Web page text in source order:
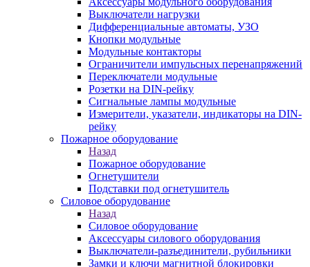
Выключатели нагрузки
Дифференциальные автоматы, УЗО
Кнопки модульные
Модульные контакторы
Ограничители импульсных перенапряжений
Переключатели модульные
Розетки на DIN-рейку
Сигнальные лампы модульные
Измерители, указатели, индикаторы на DIN-
рейку
Пожарное оборудование
Назад
Пожарное оборудование
Огнетушители
Подставки под огнетушитель
Силовое оборудование
Назад
Силовое оборудование
Аксессуары силового оборудования
Выключатели-разъединители, рубильники
Замки и ключи магнитной блокировки